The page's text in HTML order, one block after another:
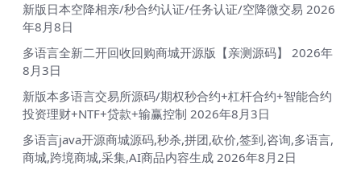
新版日本空降相亲/秒合约认证/任务认证/空降微交易 2026
年8月8日
多语言全新二开回收回购商城开源版【亲测源码】
2026年
8月3日
新版本多语言交易所源码/期权秒合约+杠杆合约+智能合约
投资理财+NTF+贷款+输赢控制 2026年8月3日
多语言java开源商城源码,秒杀,拼团,砍价,签到,咨询,多语言,
商城,跨境商城,采集,AI商品内容生成 2026年8月2日